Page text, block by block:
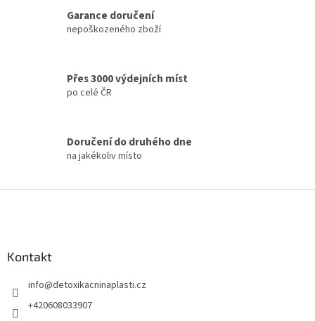
í
k
p
i
n
í
Garance doručení
nepoškozeného zboží
Přes 3000 výdejních míst
po celé ČR
Doručení do druhého dne
na jakékoliv místo
Kontakt
info@detoxikacninaplasti.cz
+420608033907